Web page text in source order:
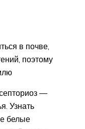
в почве,
поэтому
—
Узнать
белые